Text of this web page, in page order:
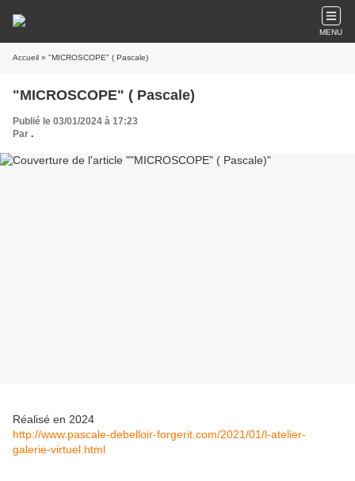
MENU
Accueil » "MICROSCOPE" ( Pascale)
"MICROSCOPE" ( Pascale)
Publié le 03/01/2024 à 17:23
Par .
Réalisé en 2024
http://www.pascale-debelloir-forgerit.com/2021/01/l-atelier-
galerie-virtuel.html